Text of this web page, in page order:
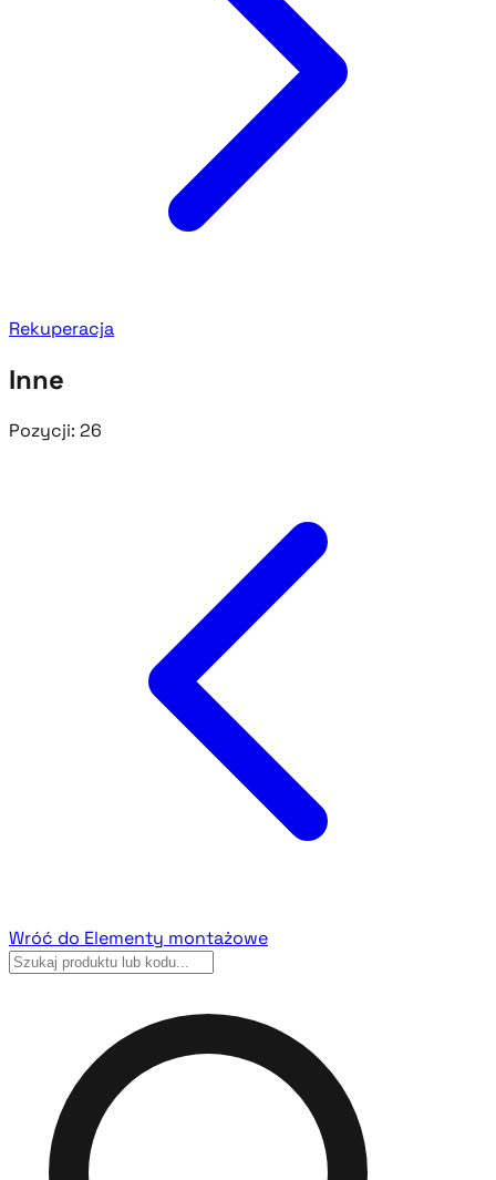
Rekuperacja
Inne
Pozycji: 26
Wróć do Elementy montażowe